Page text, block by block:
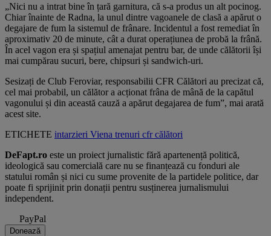
„Nici nu a intrat bine în țară garnitura, că s-a produs un alt pocinog.
Chiar înainte de Radna, la unul dintre vagoanele de clasă a apărut o
degajare de fum la sistemul de frânare. Incidentul a fost remediat în
aproximativ 20 de minute, cât a durat operațiunea de probă la frână.
În acel vagon era și spațiul amenajat pentru bar, de unde călătorii își
mai cumpărau sucuri, bere, chipsuri și sandwich-uri.
Sesizați de Club Feroviar, responsabilii CFR Călători au precizat că,
cel mai probabil, un călător a acționat frâna de mână de la capătul
vagonului și din această cauză a apărut degajarea de fum”, mai arată
acest site.
ETICHETE intarzieri Viena trenuri cfr călători
DeFapt.ro este un proiect jurnalistic fără apartenență politică,
ideologică sau comercială care nu se finanțează cu fonduri ale
statului român și nici cu sume provenite de la partidele politice, dar
poate fi sprijinit prin donații pentru susținerea jurnalismului
independent.
PayPal
Donează